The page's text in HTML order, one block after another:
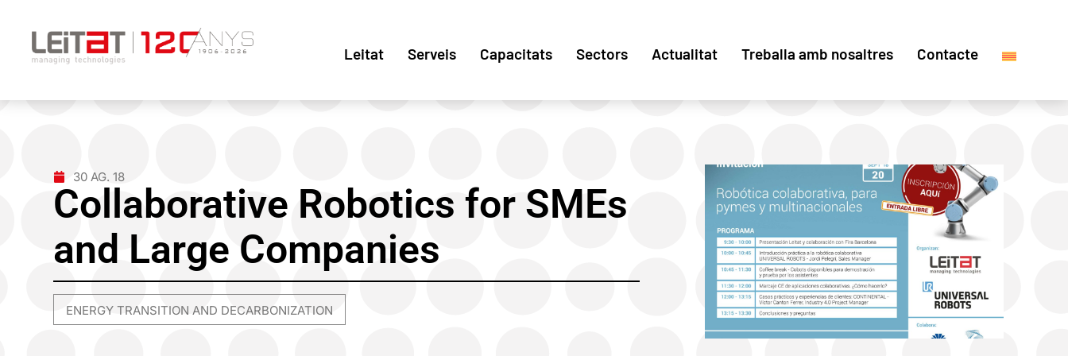
Leitat Serveis Capacitats Sectors Actualitat Treballa amb nosaltres Contacte
30 AG. 18
Collaborative Robotics for SMEs
and Large Companies
ENERGY TRANSITION AND DECARBONIZATION